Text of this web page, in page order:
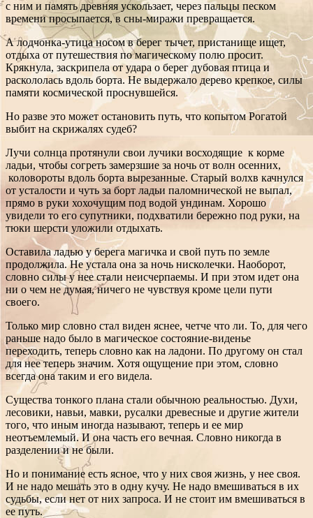
с ним и память древняя ускользает, через пальцы песком
времени просыпается, в сны-миражи превращается.
А лодчонка-утица носом в берег тычет, пристанище ищет,
отдыха от путешествия по магическому полю просит.
Крякнула, заскрипела от удара о берег дубовая птица и
раскололась вдоль борта. Не выдержало дерево крепкое, силы
памяти космической проснувшейся.
Но разве это может остановить путь, что копытом Рогатой
выбит на скрижалях судеб?
Лучи солнца протянули свои лучики восходящие к корме
ладьи, чтобы согреть замерзшие за ночь от волн осенних,
коловороты вдоль борта вырезанные. Старый волхв качнулся
от усталости и чуть за борт ладьи паломнической не выпал,
прямо в руки хохочущим под водой ундинам. Хорошо
увидели то его супутники, подхватили бережно под руки, на
тюки шерсти уложили отдыхать.
Оставила ладью у берега магичка и свой путь по земле
продолжила. Не устала она за ночь нисколечки. Наоборот,
словно силы у нее стали неисчерпаемы. И при этом идет она
ни о чем не думая, ничего не чувствуя кроме цели пути
своего.
Только мир словно стал виден яснее, четче что ли. То, для чего
раньше надо было в магическое состояние-виденье
переходить, теперь словно как на ладони. По другому он стал
для нее теперь значим. Хотя ощущение при этом, словно
всегда она таким и его видела.
Существа тонкого плана стали обычною реальностью. Духи,
лесовики, навьи, мавки, русалки древесные и другие жители
того, что иным иногда называют, теперь и ее мир
неотъемлемый. И она часть его вечная. Словно никогда в
разделении и не были.
Но и понимание есть ясное, что у них своя жизнь, у нее своя.
И не надо мешать это в одну кучу. Не надо вмешиваться в их
судьбы, если нет от них запроса. И не стоит им вмешиваться в
ее путь.